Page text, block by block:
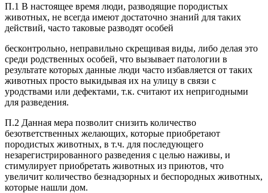
П.1 В настоящее время люди, разводящие породистых
животных, не всегда имеют достаточно знаний для таких
действий, часто таковые разводят особей
бесконтрольно, неправильно скрещивая виды, либо делая это
среди родственных особей, что вызывает патологии в
результате которых данные люди часто избавляется от таких
животных просто выкидывая их на улицу в связи с
уродствами или дефектами, т.к. считают их непригодными
для разведения.
П.2 Данная мера позволит снизить количество
безответственных желающих, которые приобретают
породистых животных, в т.ч. для последующего
незарегистрированного разведения с целью наживы, и
стимулирует приобретать животных из приютов, что
увеличит количество безнадзорных и беспородных животных,
которые нашли дом.